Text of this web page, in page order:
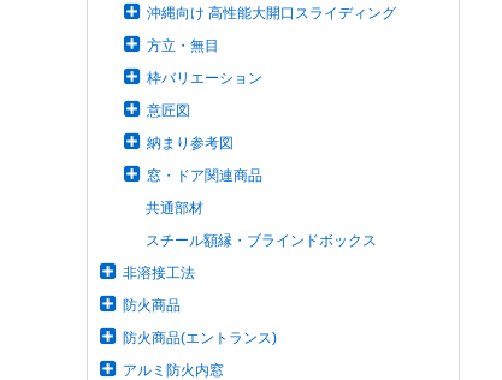
沖縄向け 高性能大開口スライディング
方立・無目
枠バリエーション
意匠図
納まり参考図
窓・ドア関連商品
共通部材
スチール額縁・ブラインドボックス
非溶接工法
防火商品
防火商品(エントランス)
アルミ防火内窓